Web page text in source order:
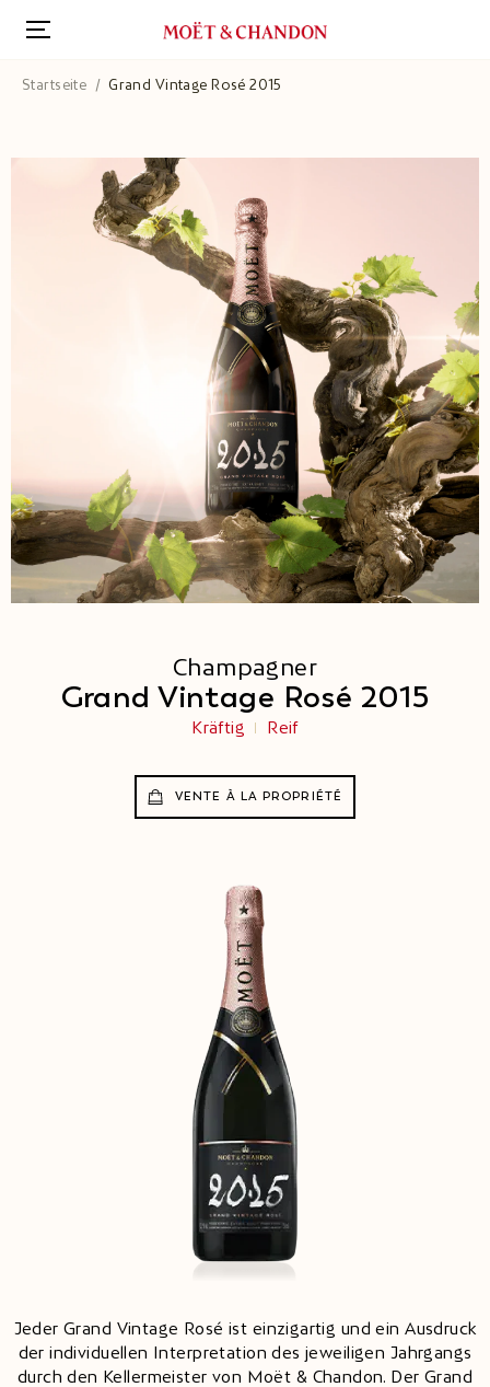
zum
Startseite Grand Vintage Rosé 2015
Champagner
Grand Vintage Rosé 2015
Kräftig Reif
VENTE À LA PROPRIÉTÉ
Jeder Grand Vintage Rosé ist einzigartig und ein Ausdruck
der individuellen Interpretation des jeweiligen Jahrgangs
durch den Kellermeister von Moët & Chandon. Der Grand